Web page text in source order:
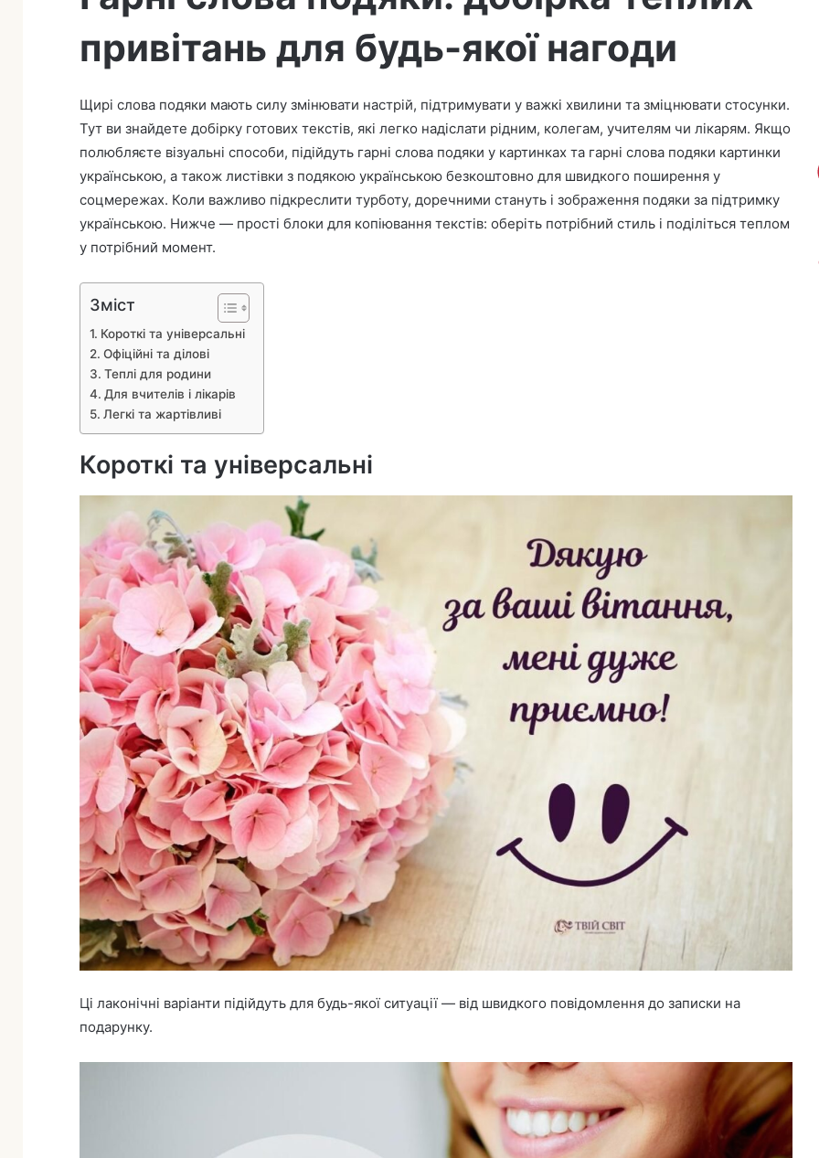
л
е
к
г
о
т
а
привітань для будь-якої нагоди
Щирі слова подяки мають силу змінювати настрій, підтримувати у важкі хвилини та зміцнювати стосунки.
Тут ви знайдете добірку готових текстів, які легко надіслати рідним, колегам, учителям чи лікарям. Якщо
полюбляєте візуальні способи, підійдуть гарні слова подяки у картинках та гарні слова подяки картинки
українською, а також листівки з подякою українською безкоштовно для швидкого поширення у
соцмережах. Коли важливо підкреслити турботу, доречними стануть і зображення подяки за підтримку
українською. Нижче — прості блоки для копіювання текстів: оберіть потрібний стиль і поділіться теплом
у потрібний момент.
Зміст
Короткі та універсальні
Офіційні та ділові
Теплі для родини
Для вчителів і лікарів
Легкі та жартівливі
Короткі та універсальні
Ці лаконічні варіанти підійдуть для будь-якої ситуації — від швидкого повідомлення до записки на
подарунку.